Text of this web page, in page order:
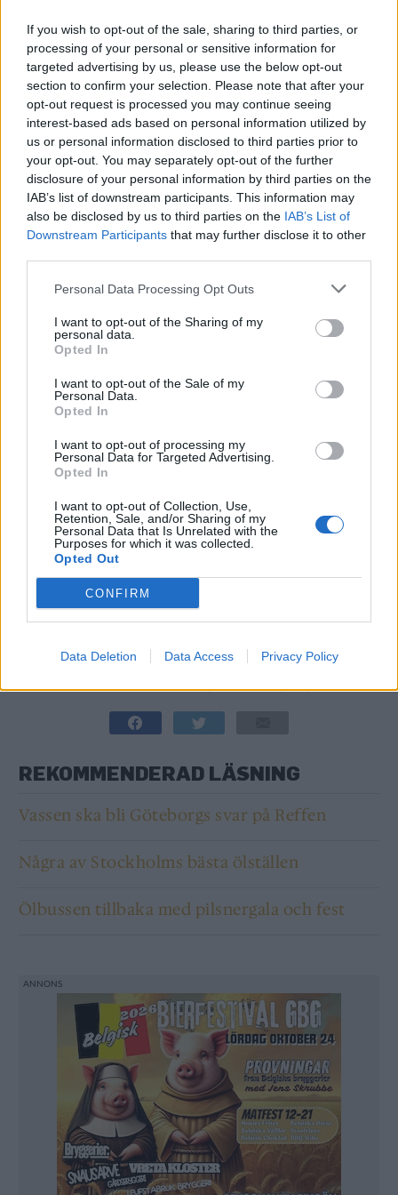
If you wish to opt-out of the sale, sharing to third parties, or
processing of your personal or sensitive information for
targeted advertising by us, please use the below opt-out
section to confirm your selection. Please note that after your
opt-out request is processed you may continue seeing
interest-based ads based on personal information utilized by
us or personal information disclosed to third parties prior to
your opt-out. You may separately opt-out of the further
disclosure of your personal information by third parties on the
IAB’s list of downstream participants. This information may
also be disclosed by us to third parties on the IAB’s List of
Downstream Participants that may further disclose it to other
Personal Data Processing Opt Outs
I want to opt-out of the Sharing of my
personal data.
Opted In
I want to opt-out of the Sale of my
Personal Data.
Opted In
I want to opt-out of processing my
Personal Data for Targeted Advertising.
Opted In
I want to opt-out of Collection, Use,
Retention, Sale, and/or Sharing of my
Personal Data that Is Unrelated with the
Purposes for which it was collected.
Opted Out
CONFIRM
Data Deletion Data Access Privacy Policy
uppnå full poäng ska etill exempel smaken innehålla
de karismatiska dragen av sötma, bitterhet och
ska vara mellan fyra och åtta grader och skummet
ska fastna på glaset.
I år var fyra ställen nominerade till priset. Segern
togs hem av Bar Central på Birger Jarlsgatan i
Stockholm. Tvåa kom Gyllene Prag i Göteborg.
Övriga nominerade var Bishops Arms Savoy, Malmö,
och Häktet Ölbaren i Stockholm.
RELATERADE ARTIKLAR: GÖTEBORG,STOCKHOLM,URQUELL
REKOMMENDERAD LÄSNING
Vassen ska bli Göteborgs svar på Reffen
Några av Stockholms bästa ölställen
Ölbussen tillbaka med pilsnergala och fest